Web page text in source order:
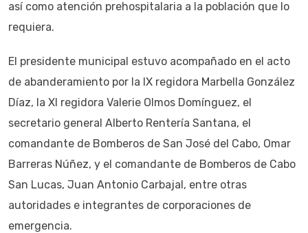
así como atención prehospitalaria a la población que lo
requiera.
El presidente municipal estuvo acompañado en el acto
de abanderamiento por la IX regidora Marbella González
Díaz, la XI regidora Valerie Olmos Domínguez, el
secretario general Alberto Rentería Santana, el
comandante de Bomberos de San José del Cabo, Omar
Barreras Núñez, y el comandante de Bomberos de Cabo
San Lucas, Juan Antonio Carbajal, entre otras
autoridades e integrantes de corporaciones de
emergencia.